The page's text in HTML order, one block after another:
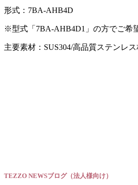
形式：7BA-AHB4D
※型式「7BA-AHB4D1」の方でご希
主要素材：SUS304/高品質ステンレ
TEZZO NEWSブログ（法人様向け）